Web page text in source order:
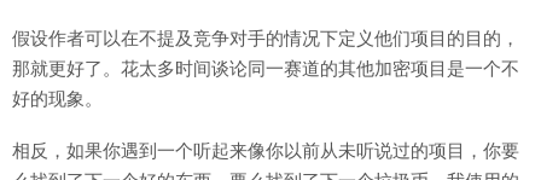
假设作者可以在不提及竞争对手的情况下定义他们项目的目的，
那就更好了。花太多时间谈论同一赛道的其他加密项目是一个不
好的现象。
相反，如果你遇到一个听起来像你以前从未听说过的项目，你要